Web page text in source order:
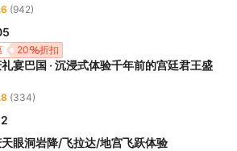
(942)
20 折扣
宴巴国 · 沉浸式体验千年前的宫廷君王盛
(334)
眼洞岩降/飞拉达/地宫飞跃体验